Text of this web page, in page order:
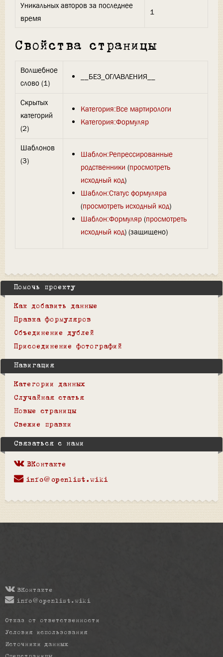
Уникальных авторов за последнее
время
1
Свойства страницы
Волшебное
слово (1)
__БЕЗ_ОГЛАВЛЕНИЯ__
Скрытых
категорий
(2)
Категория:Все мартирологи
Категория:Формуляр
Шаблонов
(3)
Шаблон:Репрессированные
родственники (просмотреть
исходный код)
Шаблон:Статус формуляра
(просмотреть исходный код)
Шаблон:Формуляр(просмотреть
исходный код) (защищено)
Помочь проекту
Как добавить данные
Правка формуляров
Объединение дублей
Присоединение фотографий
Навигация
Категории данных
Случайная статья
Новые страницы
Свежие правки
Связаться с нами
ВКонтакте
info@openlist.wiki
ВКонтакте
info@openlist.wiki
Отказ от ответственности
Условия использования
Источники данных